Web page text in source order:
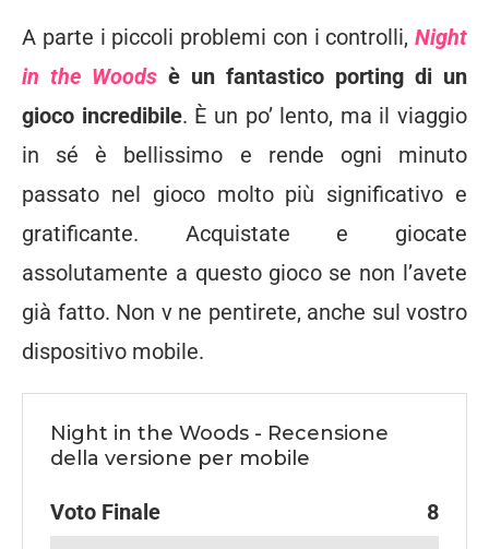
A parte i piccoli problemi con i controlli, Night
in the Woods è un fantastico porting di un
gioco incredibile. È un po’ lento, ma il viaggio
in sé è bellissimo e rende ogni minuto
passato nel gioco molto più significativo e
gratificante. Acquistate e giocate
assolutamente a questo gioco se non l’avete
già fatto. Non v ne pentirete, anche sul vostro
dispositivo mobile.
Night in the Woods - Recensione
della versione per mobile
Voto Finale 8